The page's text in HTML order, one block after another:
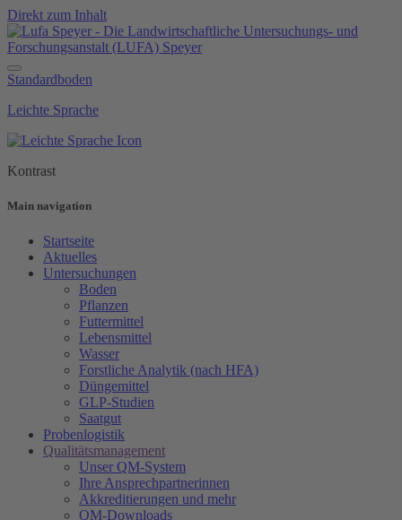
Direkt zum Inhalt
Standardboden
Leichte Sprache
Kontrast
Main navigation
Startseite
Aktuelles
Untersuchungen
Boden
Pflanzen
Futtermittel
Lebensmittel
Wasser
Forstliche Analytik (nach HFA)
Düngemittel
GLP-Studien
Saatgut
Probenlogistik
Qualitätsmanagement
Unser QM-System
Ihre Ansprechpartnerinnen
Akkreditierungen und mehr
QM-Downloads